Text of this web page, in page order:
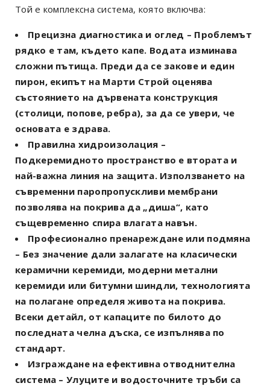
Той е комплексна система, която включва:
Прецизна диагностика и оглед – Проблемът
рядко е там, където капе. Водата изминава
сложни пътища. Преди да се закове и един
пирон, екипът на Марти Строй оценява
състоянието на дървената конструкция
(столици, попове, ребра), за да се увери, че
основата е здрава.
Правилна хидроизолация –
Подкеремидното пространство е втората и
най-важна линия на защита. Използването на
съвременни паропропускливи мембрани
позволява на покрива да „диша“, като
същевременно спира влагата навън.
Професионално пренареждане или подмяна
– Без значение дали залагате на класически
керамични керемиди, модерни метални
керемиди или битумни шиндли, технологията
на полагане определя живота на покрива.
Всеки детайл, от капаците по билото до
последната челна дъска, се изпълнява по
стандарт.
Изграждане на ефективна отводнителна
система – Улуците и водосточните тръби са